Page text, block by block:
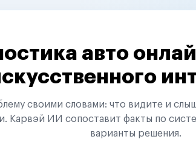
авто
своими словами: что видите и
Карвэй ИИ сопоставит факты по
варианты решения.